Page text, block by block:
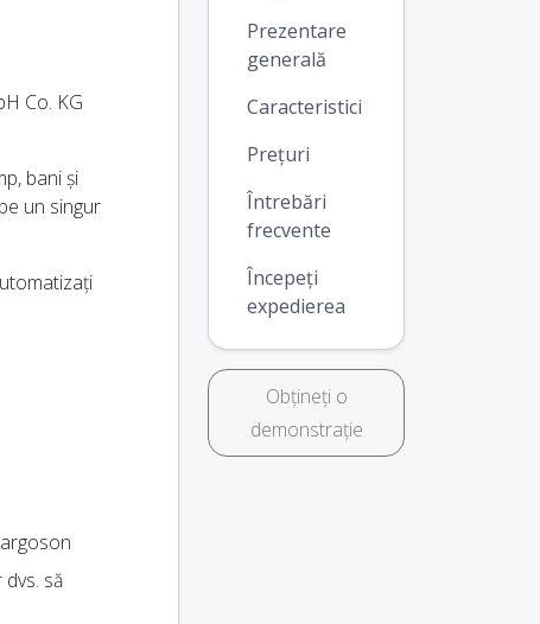
Co. KG
bani și
un singur
să
Prezentare
generală
Caracteristici
Prețuri
Întrebări
frecvente
Începeți
expedierea
Obțineți o
demonstrație